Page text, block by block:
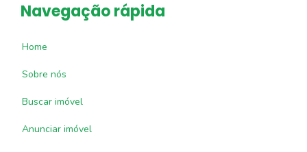
Navegação rápida
Home
Sobre nós
Buscar imóvel
Anunciar imóvel